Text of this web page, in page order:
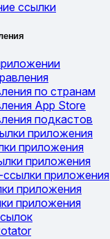
ссылки
по странам
App Store
подкастов
приложения
приложения
приложения
ссылки приложения
приложения
приложения